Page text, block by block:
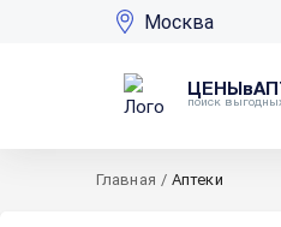
Москва
поиск
Главная / Аптеки